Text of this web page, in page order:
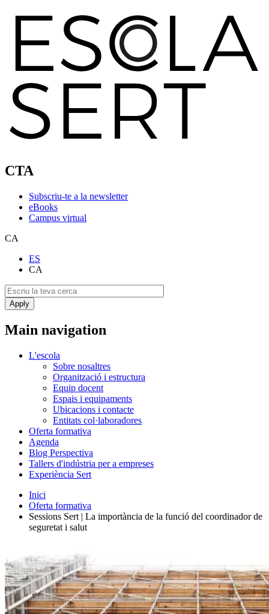
CTA
Subscriu-te a la newsletter
eBooks
Campus virtual
CA
ES
CA
Main navigation
L'escola
Sobre nosaltres
Organització i estructura
Equip docent
Espais i equipaments
Ubicacions i contacte
Entitats col·laboradores
Oferta formativa
Agenda
Blog Perspectiva
Tallers d'indústria per a empreses
Experiència Sert
Inici
Oferta formativa
Sessions Sert | La importància de la funció del coordinador de
seguretat i salut